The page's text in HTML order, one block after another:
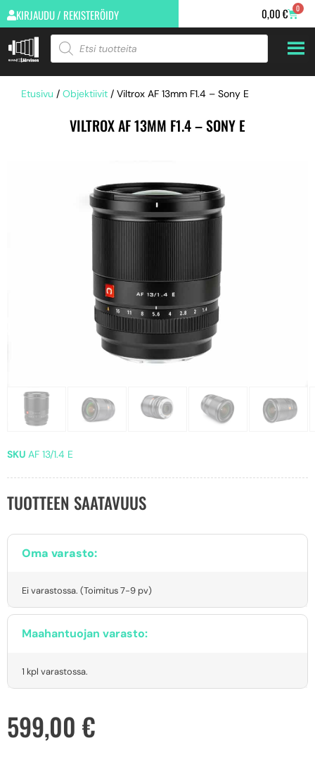
KIRJAUDU / REKISTERÖIDY 0,00€ 0
Etusivu / Objektiivit / Viltrox AF 13mm F1.4 – Sony E
VILTROX AF 13MM F1.4 – SONY E
SKU AF 13/1.4 E
TUOTTEEN SAATAVUUS
Oma varasto:
Ei varastossa. (Toimitus 7-9 pv)
Maahantuojan varasto:
1 kpl varastossa.
599,00 €